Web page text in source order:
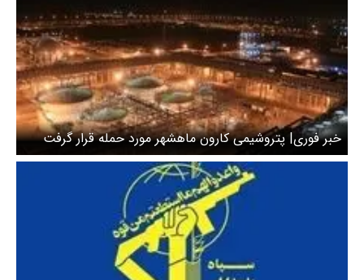
خبر فوری| پتروشیمی کارون ماهشهر مورد حمله قرار گرفت